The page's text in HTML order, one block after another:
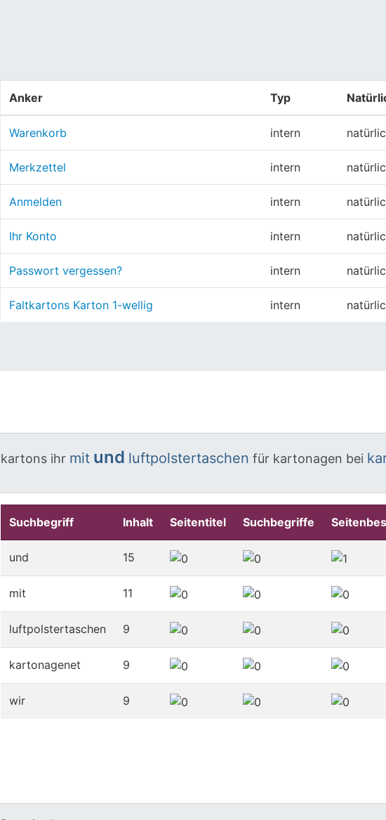
Anker Typ
Warenkorb intern
Merkzettel intern
Anmelden intern
Ihr Konto intern
Passwort vergessen? intern
Faltkartons Karton 1-wellig intern
kartons ihr mit und luftpolstertaschen für kartonagen bei
Suchbegriff Inhalt Seitentitel Suchbegriffe
und 15
mit 11
luftpolstertaschen 9
kartonagenet 9
wir 9